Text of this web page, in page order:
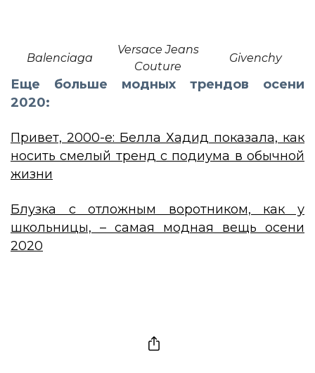
Balenciaga
Versace Jeans
Couture
Givenchy
Еще больше модных трендов осени
2020:
Привет, 2000-е: Белла Хадид показала, как
носить смелый тренд с подиума в обычной
жизни
Блузка с отложным воротником, как у
школьницы, – самая модная вещь осени
2020